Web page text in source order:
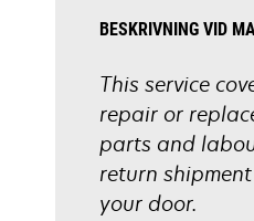
BESKRIVNING VID
This service
repair or
parts and
return
your door.